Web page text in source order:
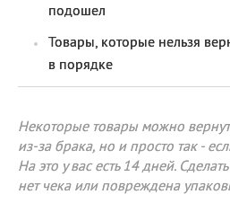
подошел
Товары, которые нельзя
в порядке
Некоторые товары можно
из-за брака, но и просто так -
На это у вас есть 14 дней.
нет чека или повреждена